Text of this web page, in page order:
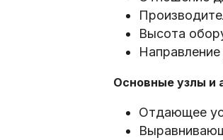
Высота
Основные узлы и
Отдающее